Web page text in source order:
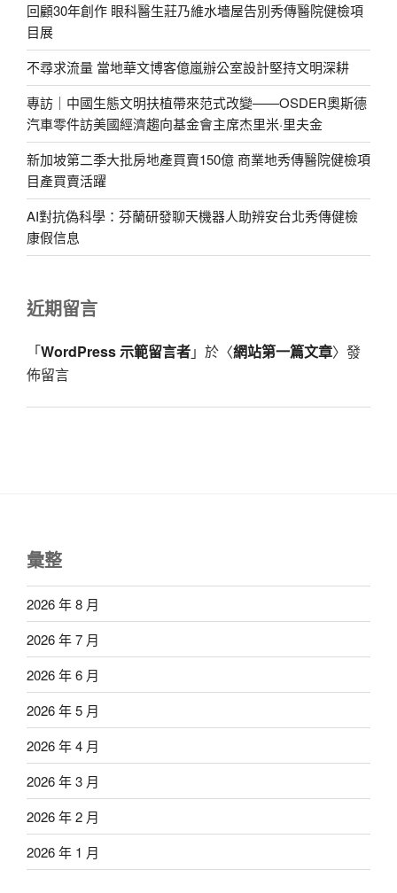
回顧30年創作 眼科醫生莊乃維水墻屋告別秀傳醫院健檢項
目展
不尋求流量 當地華文博客億嵐辦公室設計堅持文明深耕
專訪｜中國生態文明扶植帶來范式改變——OSDER奧斯德
汽車零件訪美國經濟趨向基金會主席杰里米·里夫金
新加坡第二季大批房地產買賣150億 商業地秀傳醫院健檢項
目產買賣活躍
AI對抗偽科學：芬蘭研發聊天機器人助辨安台北秀傳健檢
康假信息
近期留言
「WordPress 示範留言者」於〈網站第一篇文章〉發
佈留言
彙整
2026 年 8 月
2026 年 7 月
2026 年 6 月
2026 年 5 月
2026 年 4 月
2026 年 3 月
2026 年 2 月
2026 年 1 月